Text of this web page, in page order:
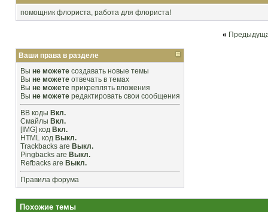
помощник флориста, работа для флориста!
«
Ваши права в разделе
Вы не можете создавать новые темы
Вы не можете отвечать в темах
Вы не можете прикреплять вложения
Вы не можете редактировать свои сообщения
BB коды Вкл.
Смайлы Вкл.
[IMG] код Вкл.
HTML код Выкл.
Trackbacks are Выкл.
Pingbacks are Выкл.
Refbacks are Выкл.
Правила форума
Похожие темы